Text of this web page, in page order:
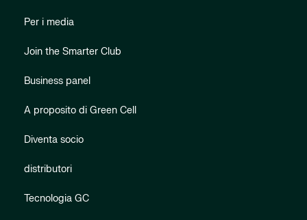
Per i media
Join the Smarter Club
Business panel
A proposito di Green Cell
Diventa socio
distributori
Tecnologia GC